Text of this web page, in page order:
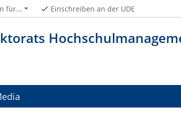
für... Einschreiben an der UDE